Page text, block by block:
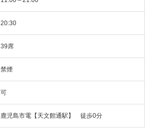
20:30
39席
禁煙
可
鹿児島市電【天文館通駅】 徒歩0分